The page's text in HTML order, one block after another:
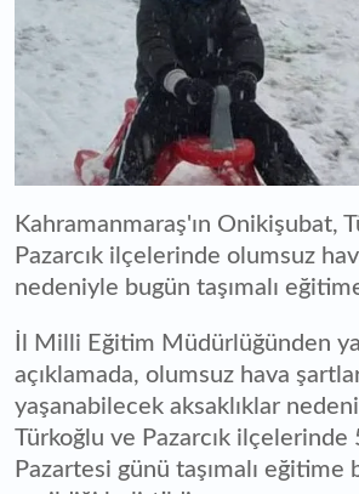
Kahramanmaraş'ın Onikişubat,
Pazarcık ilçelerinde olumsuz
nedeniyle bugün taşımalı
İl Milli Eğitim Müdürlüğünden
açıklamada, olumsuz hava
yaşanabilecek aksaklıklar
Türkoğlu ve Pazarcık ilçelerinde
Pazartesi günü taşımalı eğitime